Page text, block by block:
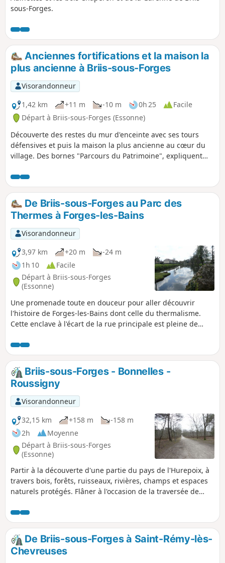
sous-Forges.
Anciennes fortifications et la maison la
plus ancienne à Briis-sous-Forges
Visorandonneur
1,42 km
+11 m -10 m 0h 25
Facile
Départ à Briis-sous-Forges (Essonne)
Découverte des restes du mur d'enceinte avec ses tours
défensives et puis la maison la plus ancienne au cœur du
village. Des bornes "Parcours du Patrimoine", expliquent
De Briis-sous-Forges au Parc des
Thermes à Forges-les-Bains
Visorandonneur
3,97 km
+20 m
-24 m
1h 10
Facile
Départ à Briis-sous-Forges
(Essonne)
Une promenade toute en douceur pour aller découvrir
l'histoire de Forges-les-Bains dont celle du thermalisme.
Cette enclave à l'écart de la rue principale est pleine de
Briis-sous-Forges - Bonnelles -
Roussigny
Visorandonneur
32,15 km
+158 m
-158 m
2h
Moyenne
Départ à Briis-sous-Forges
(Essonne)
Partir à la découverte d'une partie du pays de l'Hurepoix, à
travers bois, forêts, ruisseaux, rivières, champs et espaces
naturels protégés. Flâner à l'occasion de la traversée de
comme le Point du Jour, Chante-Coq.
De Briis-sous-Forges à Saint-Rémy-lès-
Chevreuses